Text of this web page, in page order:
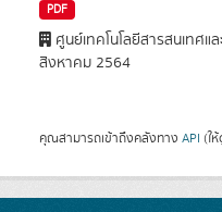
PDF
ศูนย์เทคโนโลยีสารสนเทศ
สิงหาคม 2564
คุณสามารถเข้าถึงคลังทาง API (ใ